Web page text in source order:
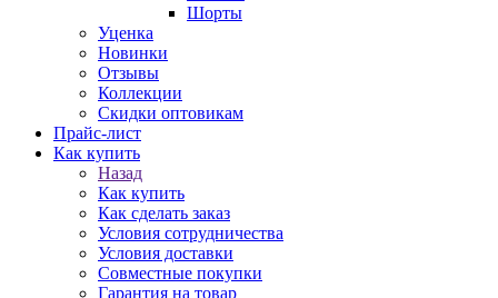
Шорты
Уценка
Новинки
Отзывы
Коллекции
Скидки оптовикам
Прайс-лист
Как купить
Назад
Как купить
Как сделать заказ
Условия сотрудничества
Условия доставки
Совместные покупки
Гарантия на товар